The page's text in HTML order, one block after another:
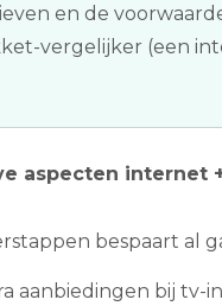
en de
vergelijker (een
aspecten internet
bespaart al
aanbiedingen bij tv-